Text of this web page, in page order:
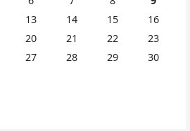
13 14 15
16
20 21 22
23
27 28 29
30